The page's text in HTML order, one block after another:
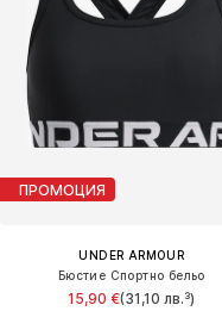
ПРОМОЦИЯ
UNDER ARMOUR
Бюстие Спортно бельо
15,90 €(31,10 лв.³)